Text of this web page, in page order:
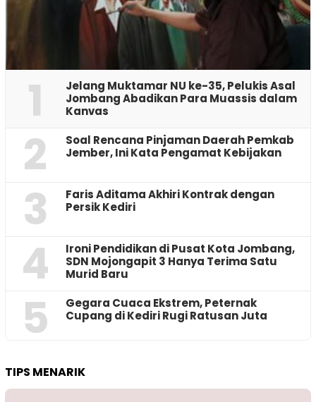
1
Jelang Muktamar NU ke-35, Pelukis Asal
Jombang Abadikan Para Muassis dalam
Kanvas
2
‎Soal Rencana Pinjaman Daerah Pemkab
Jember, Ini Kata Pengamat Kebijakan ‎
3
Faris Aditama Akhiri Kontrak dengan
Persik Kediri
4
Ironi Pendidikan di Pusat Kota Jombang,
SDN Mojongapit 3 Hanya Terima Satu
Murid Baru
5
‎Gegara Cuaca Ekstrem, Peternak
Cupang di Kediri Rugi Ratusan Juta
TIPS MENARIK